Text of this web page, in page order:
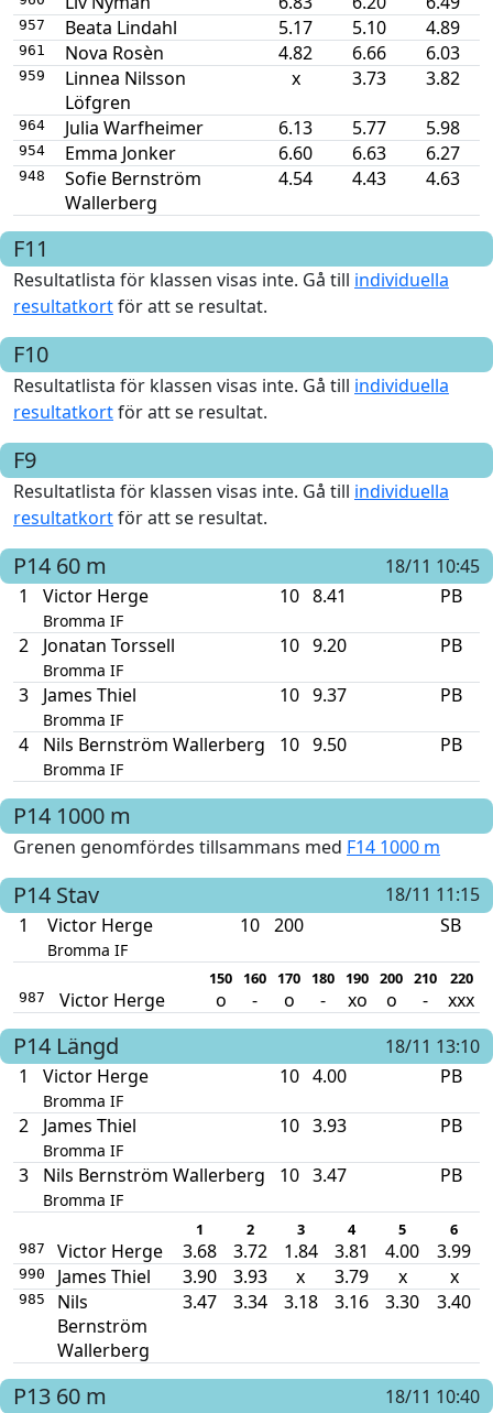
957 Beata Lindahl 5.17 5.10 4.89
961 Nova Rosèn 4.82 6.66 6.03
959
Linnea Nilsson
Löfgren
x 3.73 3.82
964 Julia Warfheimer 6.13 5.77 5.98
954 Emma Jonker 6.60 6.63 6.27
948
Sofie Bernström
Wallerberg
4.54 4.43 4.63
F11
Resultatlista för klassen visas inte. Gå till individuella
resultatkortför att se resultat.
F10
Resultatlista för klassen visas inte. Gå till individuella
resultatkortför att se resultat.
F9
Resultatlista för klassen visas inte. Gå till individuella
resultatkortför att se resultat.
P14 60 m
18/11 10:45
1
Victor Herge
Bromma IF
10 8.41 PB
2 Jonatan Torssell
Bromma IF
10 9.20 PB
3 James Thiel
Bromma IF
10 9.37 PB
4 Nils Bernström Wallerberg
Bromma IF
10 9.50 PB
P14 1000 m
Grenen genomfördes tillsammans med F14 1000 m
P14 Stav
18/11 11:15
1
Victor Herge
Bromma IF
10 200 SB
150 160 170 180 190 200 210 220
987 Victor Herge o - o - xo o - xxx
P14 Längd
18/11 13:10
1
Victor Herge
Bromma IF
10 4.00 PB
2 James Thiel
Bromma IF
10 3.93 PB
3 Nils Bernström Wallerberg
Bromma IF
10 3.47 PB
1 2 3 4 5 6
987 Victor Herge 3.68 3.72 1.84 3.81 4.00 3.99
990 James Thiel 3.90 3.93 x 3.79 x x
985
Nils
Bernström
Wallerberg
3.47 3.34 3.18 3.16 3.30 3.40
P13 60 m
18/11 10:40